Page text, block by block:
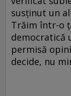
susținut un
Trăim într-o
democratică
permisă
decide, nu